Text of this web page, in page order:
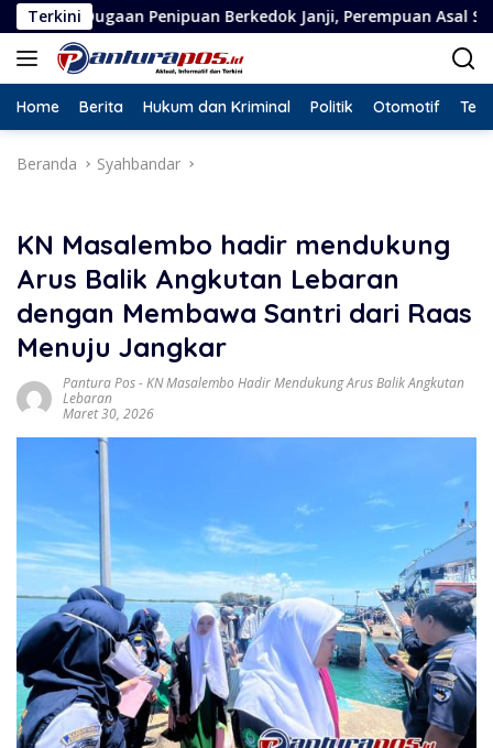
Langsung
ke
konten
Terkini
Penipuan Berkedok Janji, Perempuan Asal Situbondo
Home Berita Hukum dan Kriminal Politik Otomotif
Beranda Syahbandar
KN Masalembo hadir mendukung
Arus Balik Angkutan Lebaran
dengan Membawa Santri dari Raas
Menuju Jangkar
Pantura Pos-KN Masalembo Hadir Mendukung Arus Balik Angkutan
Lebaran
Maret 30, 2026